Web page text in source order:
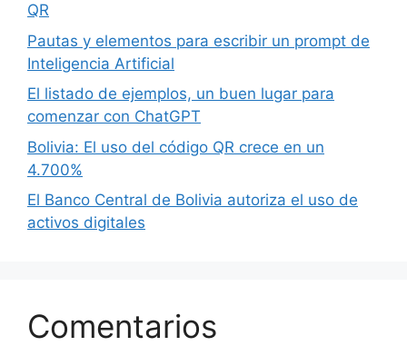
QR
Pautas y elementos para escribir un prompt de
Inteligencia Artificial
El listado de ejemplos, un buen lugar para
comenzar con ChatGPT
Bolivia: El uso del código QR crece en un
4.700%
El Banco Central de Bolivia autoriza el uso de
activos digitales
Comentarios